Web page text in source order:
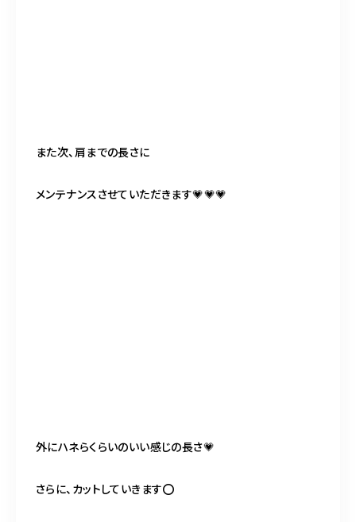
また次、肩までの長さに
メンテナンスさせていただきます💗💗💗
外にハネらくらいのいい感じの長さ💗
さらに、カットしていきます⭕️